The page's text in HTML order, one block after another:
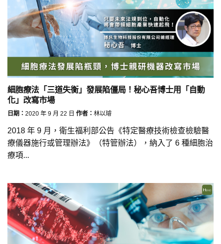
細胞療法「三道失衡」發展陷僵局！秘心吾博士用「自動
化」改寫市場
日期： 2020 年 9 月 22 日 作者： 林以璿
2018 年 9 月，衛生福利部公告《特定醫療技術檢查檢驗醫
療儀器施行或管理辦法》（特管辦法），納入了 6 種細胞治
療項...